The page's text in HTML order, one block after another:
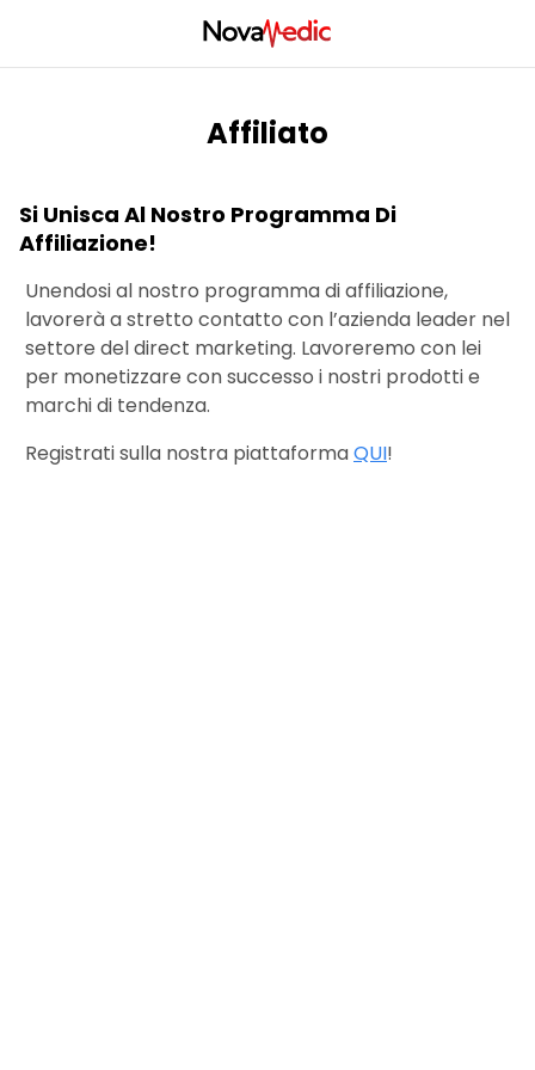
Affiliato
Si Unisca Al Nostro Programma Di
Affiliazione!
Unendosi al nostro programma di affiliazione,
lavorerà a stretto contatto con l’azienda leader nel
settore del direct marketing. Lavoreremo con lei
per monetizzare con successo i nostri prodotti e
marchi di tendenza.
Registrati sulla nostra piattaformaQUI!